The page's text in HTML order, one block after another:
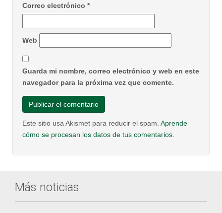
Correo electrónico *
Web
Guarda mi nombre, correo electrónico y web en este
navegador para la próxima vez que comente.
Este sitio usa Akismet para reducir el spam. Aprende
cómo se procesan los datos de tus comentarios.
Más noticias